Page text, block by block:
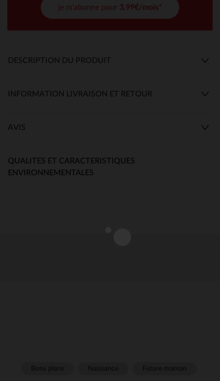
je m'abonne pour 3,99€/mois*
DESCRIPTION DU PRODUIT
INFORMATION LIVRAISON ET RETOUR
AVIS
QUALITES ET CARACTERISTIQUES
ENVIRONNEMENTALES